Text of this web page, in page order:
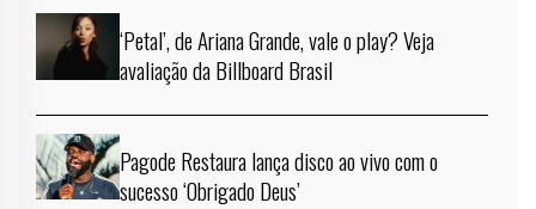
‘Petal’, de Ariana Grande, vale o play? Veja
avaliação da Billboard Brasil
Pagode Restaura lança disco ao vivo com o
sucesso ‘Obrigado Deus’